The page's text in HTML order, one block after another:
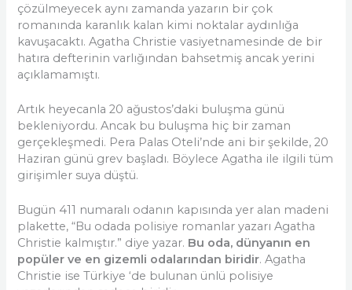
çözülmeyecek aynı zamanda yazarın bir çok
romanında karanlık kalan kimi noktalar aydınlığa
kavuşacaktı. Agatha Christie vasiyetnamesinde de bir
hatıra defterinin varlığından bahsetmiş ancak yerini
açıklamamıştı.
Artık heyecanla 20 ağustos’daki buluşma günü
bekleniyordu. Ancak bu buluşma hiç bir zaman
gerçekleşmedi. Pera Palas Oteli’nde ani bir şekilde, 20
Haziran günü grev başladı. Böylece Agatha ile ilgili tüm
girişimler suya düştü.
Bugün 411 numaralı odanın kapısında yer alan madeni
plakette, “Bu odada polisiye romanlar yazarı Agatha
Christie kalmıştır.” diye yazar. Bu oda, dünyanın en
popüler ve en gizemli odalarından biridir. Agatha
Christie ise Türkiye ‘de bulunan ünlü polisiye